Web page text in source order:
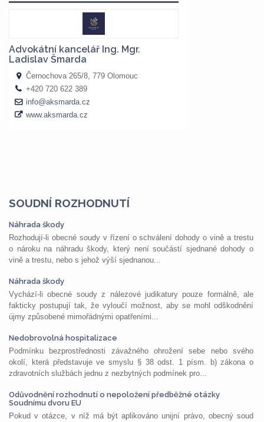
SOUDNÍ ROZHODNUTÍ
Náhrada škody
Rozhodují-li obecné soudy v řízení o schválení dohody o vině a trestu
o nároku na náhradu škody, který není součástí sjednané dohody o
vině a trestu, nebo s jehož výší sjednanou...
Náhrada škody
Vychází-li obecné soudy z nálezové judikatury pouze formálně, ale
fakticky postupují tak, že vyloučí možnost, aby se mohl odškodnění
újmy způsobené mimořádnými opatřeními...
Nedobrovolná hospitalizace
Podmínku bezprostřednosti závažného ohrožení sebe nebo svého
okolí, která představuje ve smyslu § 38 odst. 1 písm. b) zákona o
zdravotních službách jednu z nezbytných podmínek pro...
Odůvodnění rozhodnutí o nepoložení předběžné otázky
Soudnímu dvoru EU
Pokud v otázce, v níž má být aplikováno unijní právo, obecný soud